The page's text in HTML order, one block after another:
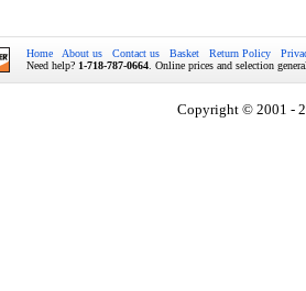
Home About us Contact us Basket Return Policy
Need help? 1-718-787-0664 . Online prices and selection
Copyright © 2001 -